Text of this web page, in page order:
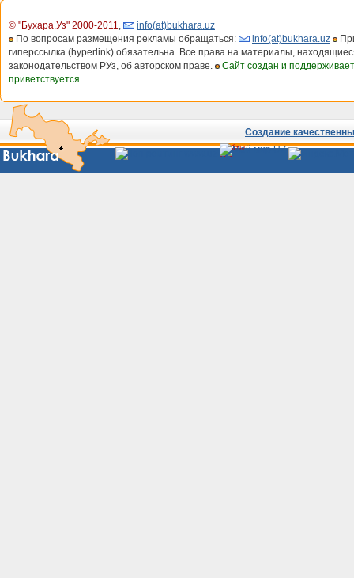
© "Бухара.Уз" 2000-2011,
info(at)bukhara.uz
По вопросам размещения рекламы обращаться:
info(at)bukhara.uz
гиперссылка (hyperlink) обязательна. Все права на материалы,
законодательством РУз, об авторском праве.
Сайт создан и
приветствуется.
Создание
Сайты
Узбекистана